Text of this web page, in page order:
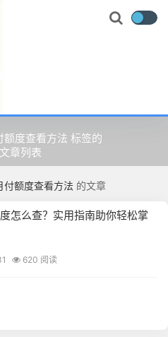
度查看方法
额度查看方法 标签的
章列表
付额度查看方法 的文章
怎么查？实用指南助你轻松掌
620 阅读